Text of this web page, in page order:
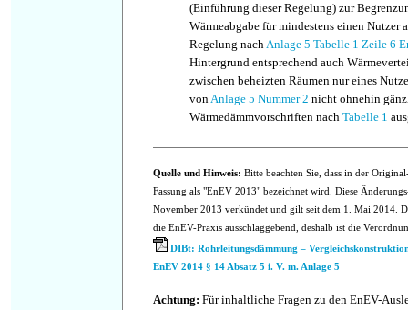
(Einführung dieser Regelung) zur
Wärmeabgabe für mindestens einen Nutzer
Regelung nachAnlage 5 Tabelle 1 Zeile 6
Hintergrund entsprechend auch
zwischen beheizten Räumen nur eines
vonAnlage 5 Nummer 2 nicht ohnehin
Wärmedämmvorschriften nach Tabelle 1
Quelle und Hinweis: Bitte beachten Sie, dass in der
Fassung als "EnEV 2013" bezeichnet wird. Diese
November 2013 verkündet und gilt seit dem 1. Mai 2014.
die EnEV-Praxis ausschlaggebend, deshalb ist die
DIBt: Rohrleitungsdämmung –
EnEV 2014 § 14 Absatz 5 i. V. m. Anlage 5
Achtung: Für inhaltliche Fragen zu den EnEV-